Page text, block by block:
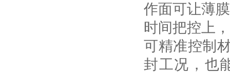
作面可让薄
时间把控上
可精准控制
封工况，也